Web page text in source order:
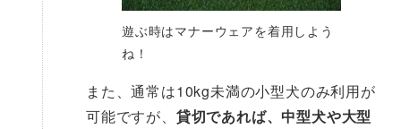
遊ぶ時はマナーウェアを着用しよう
ね！
また、通常は10kg未満の小型犬のみ利用が
可能ですが、 貸切であれば、中型犬や大型